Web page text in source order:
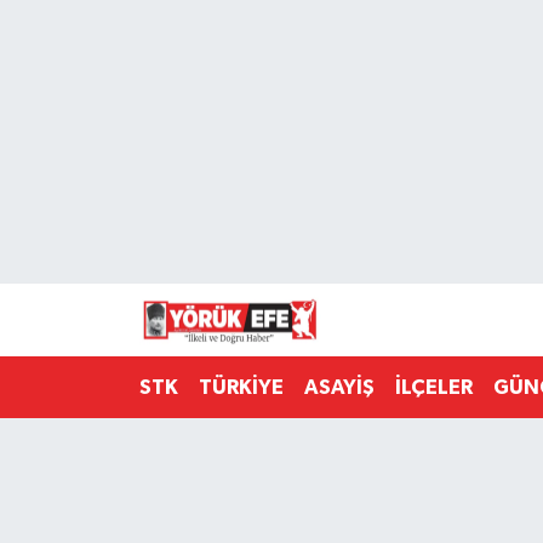
STK TÜRKİYE ASAYİŞ İLÇELER
Süper Lig Puan Durumu ve Fikstür
Tüm Manşetler